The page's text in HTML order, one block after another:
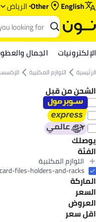
English
Other الرياض‎‎
الإلكترونيات الجمال
الرئيسية اللوازم المكتبية
الشحن من قبل
يوصلك
اليوم
الفئة
اللوازم المكتبية
All اللوازم المكتبية
الإكسسوارات وأدوات تنظيم
All الإكسسوارات وأدوات تنظيم المكتب
حوامل وأرفف البطاقات
الماركة
Generic
فولكيت
السعر
العروض
عرض
اقل سعر